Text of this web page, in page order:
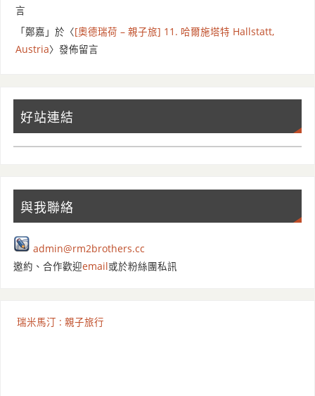
言
「鄭嘉 」於〈[奧德瑞荷 – 親子旅] 11. 哈爾施塔特 Hallstatt,
Austria〉發佈留言
好站連結
與我聯絡
admin@rm2brothers.cc
邀約、合作歡迎email 或於粉絲團私訊
瑞米馬汀 : 親子旅行